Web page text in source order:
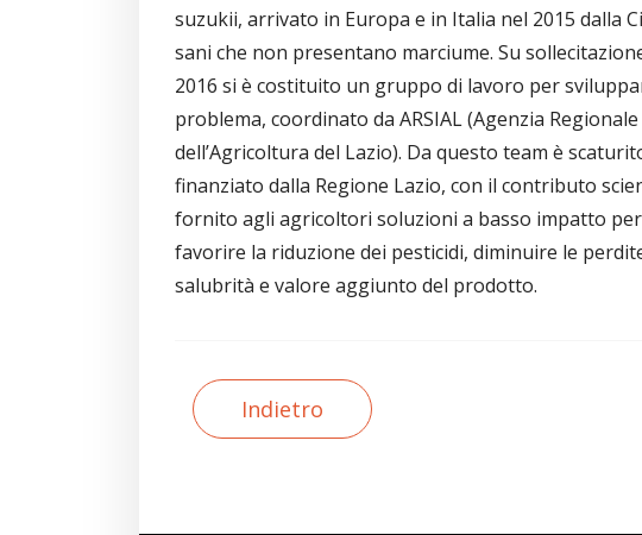
suzukii, arrivato in Europa e in Italia nel 2015 dalla
sani che non presentano marciume. Su
2016 si è costituito un gruppo di lavoro per
problema, coordinato da ARSIAL (Agenzia
dell’Agricoltura del Lazio). Da questo team è
finanziato dalla Regione Lazio, con il contributo
fornito agli agricoltori soluzioni a basso impatto
favorire la riduzione dei pesticidi, diminuire le
salubrità e valore aggiunto del prodotto.
Indietro